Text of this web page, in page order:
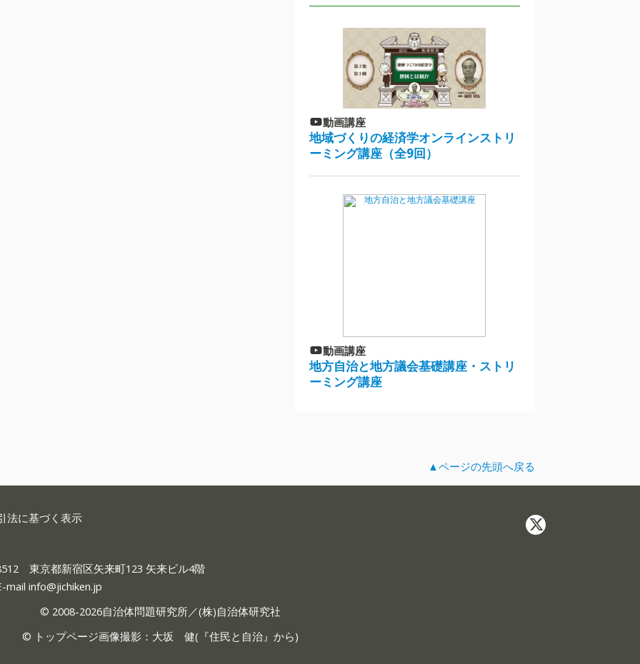
動画講座
地域づくりの経済学オンラインストリ
ーミング講座（全9回）
動画講座
地方自治と地方議会基礎講座・ストリ
ーミング講座
▲ページの先頭へ戻る
法に基づく表示
東京都新宿区矢来町123 矢来ビル4階
mail info@jichiken.jp
© 2008-2026自治体問題研究所／(株)自治体研究社
© トップページ画像撮影：大坂 健(『住民と自治』から)